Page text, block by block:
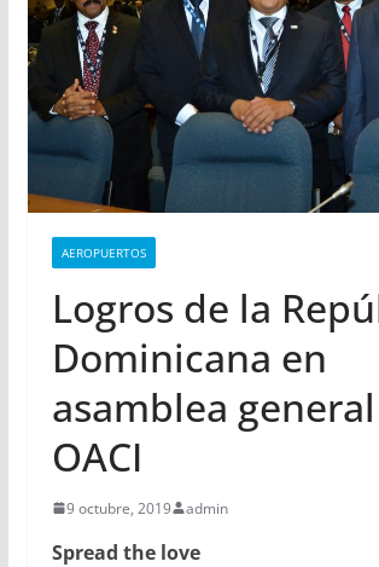
AEROPUERTOS
Logros de la
Dominicana en
asamblea
OACI
9 octubre, 2019 admin
Spread the love